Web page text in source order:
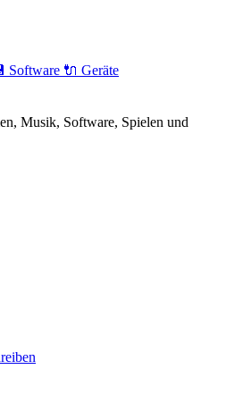
Software 🔌 Geräte
Musik, Software, Spielen und